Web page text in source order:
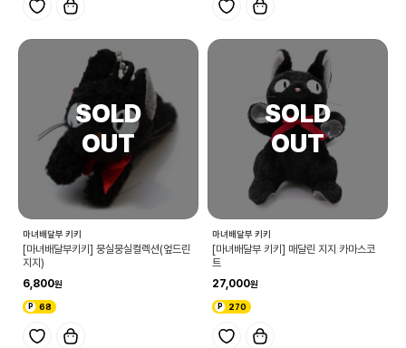
마녀배달부 키키
[마녀배달부키키] 뭉실뭉실컬렉션(엎드린
지지)
6,800
68
마녀배달부 키키
[마녀배달부 키키] 매달린 지지 카마스코
트
27,000
270